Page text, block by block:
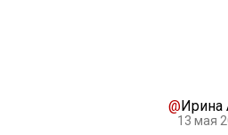
@Ирина
13 мая